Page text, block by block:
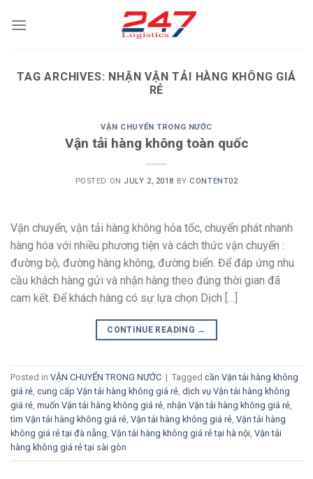
TAG ARCHIVES: NHẬN VẬN TẢI HÀNG KHÔNG GIÁ
RẺ
VẬN CHUYỂN TRONG NƯỚC
Vận tải hàng không toàn quốc
POSTED ON JULY 2, 2018 BY CONTENT02
Vận chuyển, vận tải hàng không hỏa tốc, chuyển phát nhanh
hàng hóa với nhiều phương tiện và cách thức vận chuyển :
đường bộ, đường hàng không, đường biển. Để đáp ứng nhu
cầu khách hàng gửi và nhận hàng theo đúng thời gian đã
cam kết. Để khách hàng có sự lựa chọn Dịch […]
CONTINUE READING →
Posted in VẬN CHUYỂN TRONG NƯỚC | Tagged cần Vận tải hàng không
giá rẻ cung cấp Vận tải hàng không giá rẻ dịch vụ Vận tải hàng không
giá rẻ muốn Vận tải hàng không giá rẻ nhận Vận tải hàng không giá rẻ
tìm Vận tải hàng không giá rẻ Vận tải hàng không giá rẻ Vận tải hàng
không giá rẻ tại đà nẵng Vận tải hàng không giá rẻ tại hà nội Vận tải
hàng không giá rẻ tại sài gòn